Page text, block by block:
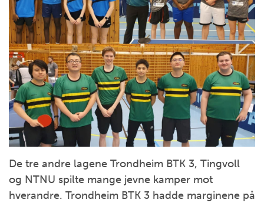
De tre andre lagene Trondheim BTK 3, Tingvoll
og NTNU spilte mange jevne kamper mot
hverandre. Trondheim BTK 3 hadde marginene på